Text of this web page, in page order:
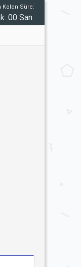
Kalan Süre:
00 San.